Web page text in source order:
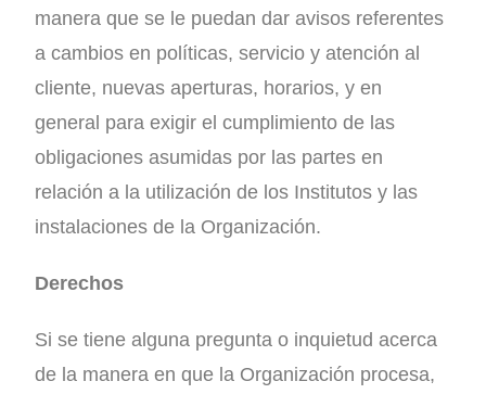
manera que se le puedan dar avisos referentes
a cambios en políticas, servicio y atención al
cliente, nuevas aperturas, horarios, y en
general para exigir el cumplimiento de las
obligaciones asumidas por las partes en
relación a la utilización de los Institutos y las
instalaciones de la Organización.
Derechos
Si se tiene alguna pregunta o inquietud acerca
de la manera en que la Organización procesa,